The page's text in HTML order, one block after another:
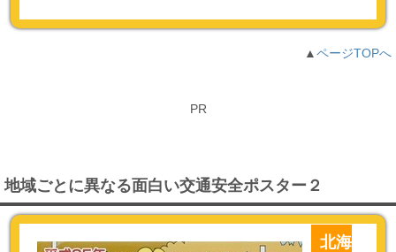
▲ページTOPへ
PR
地域ごとに異なる面白い交通安全ポスター２
北海